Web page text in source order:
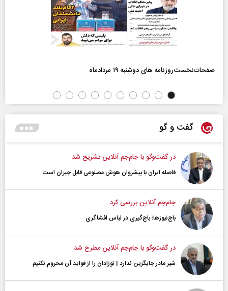
صفحات‌نخست‌روزنامه ها‌ی دوشنبه ۱۹ مردادماه
گفت و گو
در گفت‌و‌گو با جام‌جم آنلاین تشریح شد
فاصله ایران با پیشرو‌ان هوش مصنوعی قابل جبران است
جام‌جم آنلاین بررسی کرد
باج‌نیوزها؛ باج‌گیری در لباس افشاگری
در گفت‌و‌گو با جام‌جم آنلاین مطرح شد
شیر مادر جایگزین ندارد | نوزادان را از فواید آن محروم نکنیم